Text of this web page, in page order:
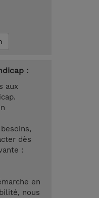
:
aux
dès
:
en
nous